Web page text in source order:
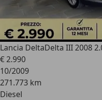
Lancia DeltaDelta III 2008
€ 2.990
10/2009
271.773 km
Diesel